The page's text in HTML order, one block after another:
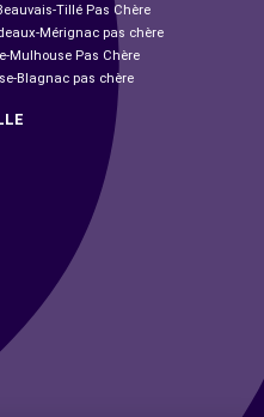
Tillé Pas Chère
Mérignac pas chère
Mulhouse Pas Chère
Blagnac pas chère